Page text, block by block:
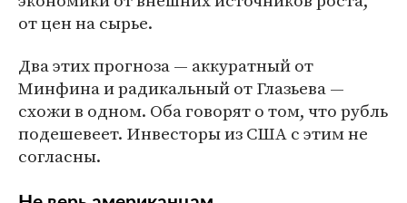
от цен на сырье.
Два этих прогноза — аккуратный от
Минфина и радикальный от Глазьева —
схожи в одном. Оба говорят о том, что рубль
подешевеет. Инвесторы из США с этим не
согласны.